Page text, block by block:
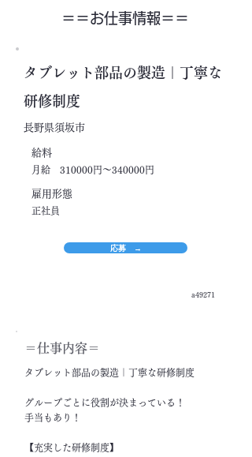
＝＝​お仕事情報＝＝
タブレット部品の製造｜丁寧な
研修制度
長野県須坂市
​給料
月給 310000円～340000円
​雇用形態
正社員
応募 →
a49271
＝​仕事内容＝
タブレット部品の製造｜丁寧な研修制度
グループごとに役割が決まっている！
手当もあり！
【充実した研修制度】